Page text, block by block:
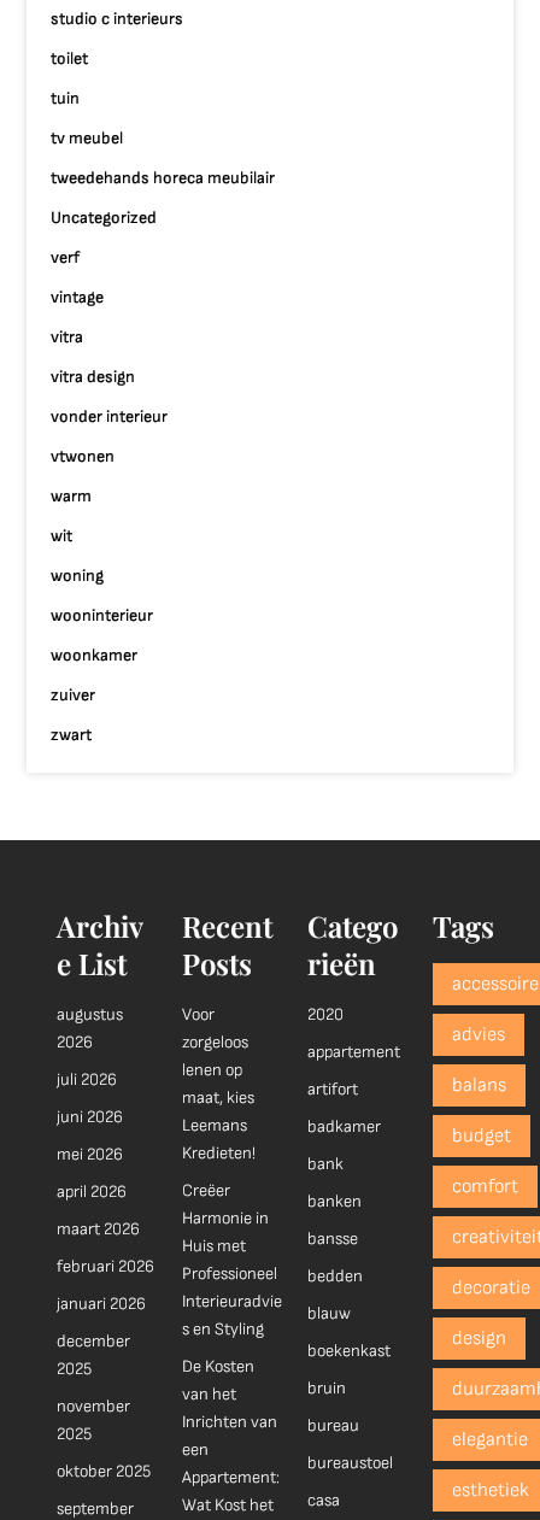
studio c interieurs
toilet
tuin
tv meubel
tweedehands horeca meubilair
Uncategorized
verf
vintage
vitra
vitra design
vonder interieur
vtwonen
warm
wit
woning
wooninterieur
woonkamer
zuiver
zwart
Archiv
e List
augustus
2026
juli 2026
juni 2026
mei 2026
april 2026
maart 2026
februari 2026
januari 2026
december
2025
november
2025
oktober 2025
september
Recent
Posts
Voor
zorgeloos
lenen op
maat, kies
Leemans
Kredieten!
Creëer
Harmonie in
Huis met
Professioneel
Interieuradvie
s en Styling
De Kosten
van het
Inrichten van
een
Appartement:
Wat Kost het
Catego
rieën
2020
appartement
artifort
badkamer
bank
banken
bansse
bedden
blauw
boekenkast
bruin
bureau
bureaustoel
casa
Tags
advies
balans
budget
comfort
decoratie
design
elegantie
esthetiek